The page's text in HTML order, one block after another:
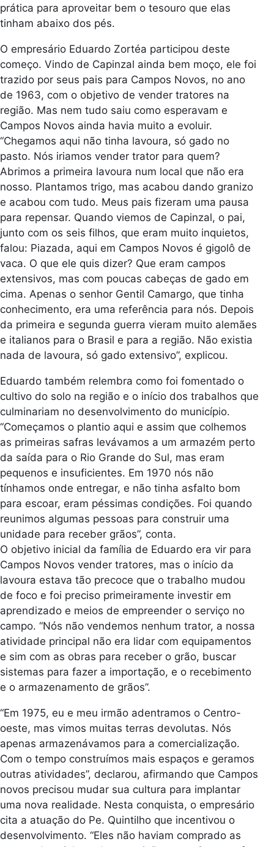
prática para aproveitar bem o tesouro que elas
tinham abaixo dos pés.
O empresário Eduardo Zortéa participou deste
começo. Vindo de Capinzal ainda bem moço, ele foi
trazido por seus pais para Campos Novos, no ano
de 1963, com o objetivo de vender tratores na
região. Mas nem tudo saiu como esperavam e
Campos Novos ainda havia muito a evoluir.
“Chegamos aqui não tinha lavoura, só gado no
pasto. Nós iriamos vender trator para quem?
Abrimos a primeira lavoura num local que não era
nosso. Plantamos trigo, mas acabou dando granizo
e acabou com tudo. Meus pais fizeram uma pausa
para repensar. Quando viemos de Capinzal, o pai,
junto com os seis filhos, que eram muito inquietos,
falou: Piazada, aqui em Campos Novos é gigolô de
vaca. O que ele quis dizer? Que eram campos
extensivos, mas com poucas cabeças de gado em
cima. Apenas o senhor Gentil Camargo, que tinha
conhecimento, era uma referência para nós. Depois
da primeira e segunda guerra vieram muito alemães
e italianos para o Brasil e para a região. Não existia
nada de lavoura, só gado extensivo”, explicou.
Eduardo também relembra como foi fomentado o
cultivo do solo na região e o início dos trabalhos que
culminariam no desenvolvimento do município.
“Começamos o plantio aqui e assim que colhemos
as primeiras safras levávamos a um armazém perto
da saída para o Rio Grande do Sul, mas eram
pequenos e insuficientes. Em 1970 nós não
tínhamos onde entregar, e não tinha asfalto bom
para escoar, eram péssimas condições. Foi quando
reunimos algumas pessoas para construir uma
unidade para receber grãos”, conta.
O objetivo inicial da família de Eduardo era vir para
Campos Novos vender tratores, mas o início da
lavoura estava tão precoce que o trabalho mudou
de foco e foi preciso primeiramente investir em
aprendizado e meios de empreender o serviço no
campo. “Nós não vendemos nenhum trator, a nossa
atividade principal não era lidar com equipamentos
e sim com as obras para receber o grão, buscar
sistemas para fazer a importação, e o recebimento
e o armazenamento de grãos”.
“Em 1975, eu e meu irmão adentramos o Centro-
oeste, mas vimos muitas terras devolutas. Nós
apenas armazenávamos para a comercialização.
Com o tempo construímos mais espaços e geramos
outras atividades”, declarou, afirmando que Campos
novos precisou mudar sua cultura para implantar
uma nova realidade. Nesta conquista, o empresário
cita a atuação do Pe. Quintilho que incentivou o
desenvolvimento. “Eles não haviam comprado as